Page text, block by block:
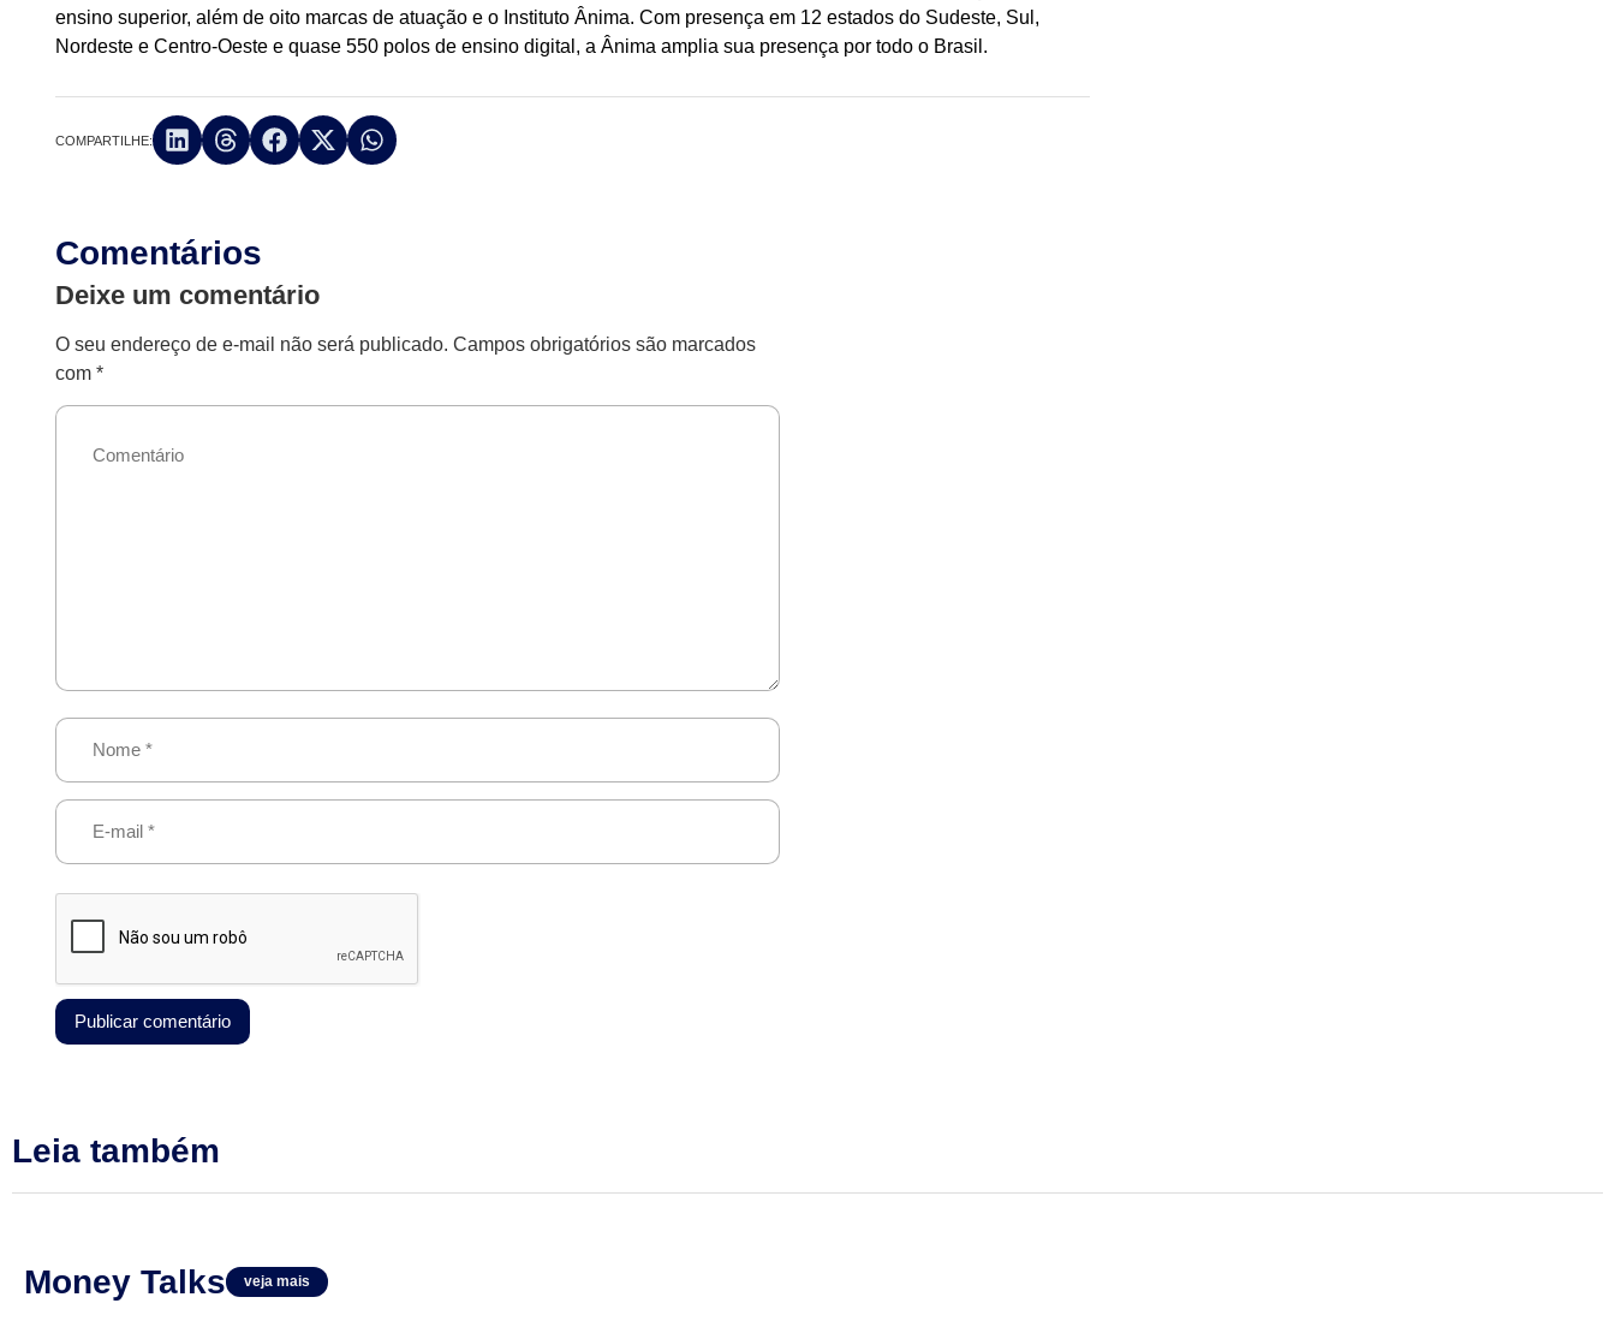
ensino superior, além de oito marcas de atuação e o Instituto Ânima. Com presença em 12 estados do Sudeste, Sul,
Nordeste e Centro-Oeste e quase 550 polos de ensino digital, a Ânima amplia sua presença por todo o Brasil.
COMPARTILHE:
Comentários
Deixe um comentário
O seu endereço de e-mail não será publicado. Campos obrigatórios são marcados
com*
Leia também
Money Talks veja mais